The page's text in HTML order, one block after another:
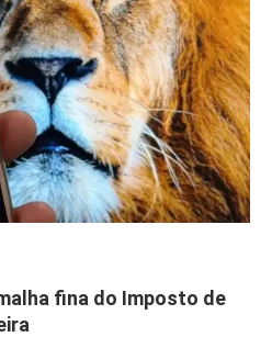
fina do Imposto de